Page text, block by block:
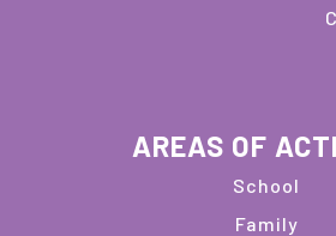
AREAS OF
School
Family